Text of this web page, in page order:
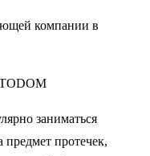
заниматься
протечек,